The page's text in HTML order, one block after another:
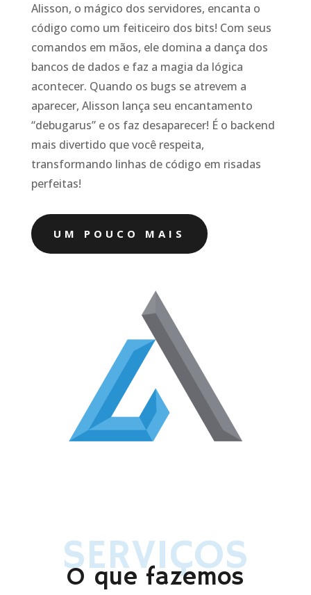
Alisson, o mágico dos servidores, encanta o
código como um feiticeiro dos bits! Com seus
comandos em mãos, ele domina a dança dos
bancos de dados e faz a magia da lógica
acontecer. Quando os bugs se atrevem a
aparecer, Alisson lança seu encantamento
“debugarus” e os faz desaparecer! É o backend
mais divertido que você respeita,
transformando linhas de código em risadas
perfeitas!
UM POUCO MAIS
SERVIÇOS
O que fazemos